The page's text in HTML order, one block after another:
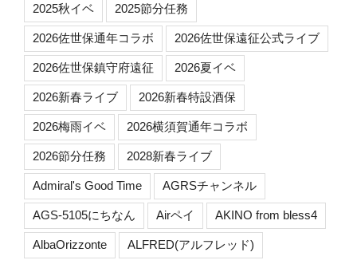
2025秋イベ 2025節分任務
2026佐世保通年コラボ 2026佐世保遠征公式ライブ
2026佐世保鎮守府遠征 2026夏イベ
2026新春ライブ 2026新春特設酒保
2026梅雨イベ 2026横須賀通年コラボ
2026節分任務 2028新春ライブ
Admiral's Good Time AGRSチャンネル
AGS-5105にちなん Airペイ AKINO from bless4
AlbaOrizzonte ALFRED(アルフレッド)